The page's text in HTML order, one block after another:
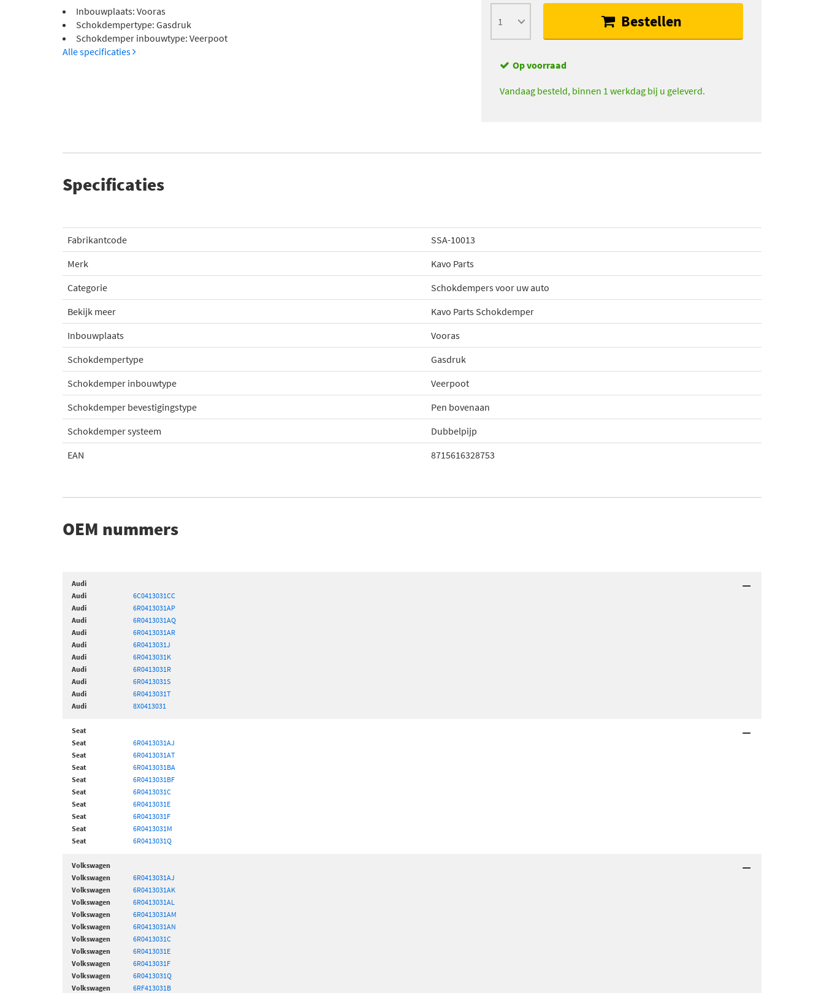
Inbouwplaats: Vooras
Schokdempertype: Gasdruk
Schokdemper inbouwtype: Veerpoot
Alle specificaties
Bestellen
Op voorraad
Vandaag besteld, binnen 1 werkdag bij u geleverd.
Specificaties
Fabrikantcode
SSA-10013
Merk
Kavo Parts
Categorie
Schokdempers voor uw auto
Bekijk meer
Kavo Parts Schokdemper
Inbouwplaats
Vooras
Schokdempertype
Gasdruk
Schokdemper inbouwtype
Veerpoot
Schokdemper bevestigingstype
Pen bovenaan
Schokdemper systeem
Dubbelpijp
EAN
8715616328753
OEM nummers
Audi
Audi
6C0413031CC
Audi
6R0413031AP
Audi
6R0413031AQ
Audi
6R0413031AR
Audi
6R0413031J
Audi
6R0413031K
Audi
6R0413031R
Audi
6R0413031S
Audi
6R0413031T
Audi
8X0413031
Seat
Seat
6R0413031AJ
Seat
6R0413031AT
Seat
6R0413031BA
Seat
6R0413031BF
Seat
6R0413031C
Seat
6R0413031E
Seat
6R0413031F
Seat
6R0413031M
Seat
6R0413031Q
Volkswagen
Volkswagen
6R0413031AJ
Volkswagen
6R0413031AK
Volkswagen
6R0413031AL
Volkswagen
6R0413031AM
Volkswagen
6R0413031AN
Volkswagen
6R0413031C
Volkswagen
6R0413031E
Volkswagen
6R0413031F
Volkswagen
6R0413031Q
Volkswagen
6RF413031B